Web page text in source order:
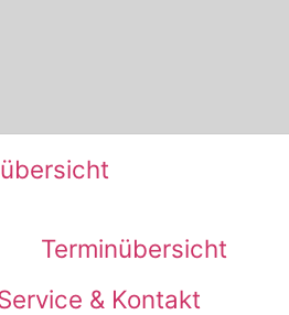
Terminübersicht
& Kontakt